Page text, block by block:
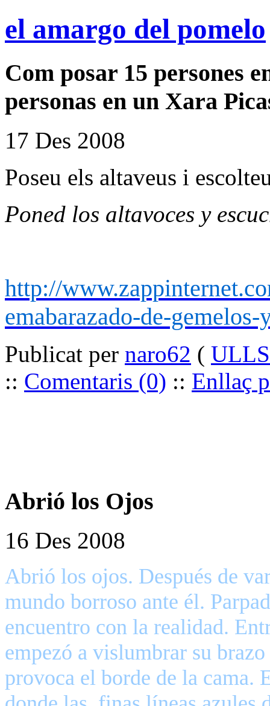
el amargo del pomelo
Com posar 15 persones
personas en un Xara
17 Des 2008
Poseu els altaveus i
Poned los altavoces y
http://
emabarazado-de-
Publicat per naro62 (
:: Comentaris (0) :: Enllaç
Abrió los Ojos
16 Des 2008
Abrió los ojos. Después de
mundo borroso ante él.
encuentro con la realidad.
empezó a vislumbrar su
provoca el borde de la cama.